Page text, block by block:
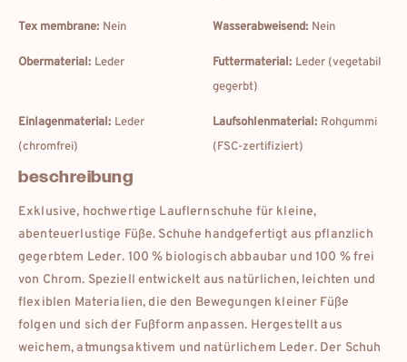
Tex membrane: Nein Wasserabweisend: Nein
Obermaterial: Leder Futtermaterial: Leder (vegetabil
gegerbt)
Einlagenmaterial: Leder
(chromfrei)
Laufsohlenmaterial: Rohgummi
(FSC-zertifiziert)
beschreibung
Exklusive, hochwertige Lauflernschuhe für kleine,
abenteuerlustige Füße. Schuhe handgefertigt aus pflanzlich
gegerbtem Leder. 100 % biologisch abbaubar und 100 % frei
von Chrom. Speziell entwickelt aus natürlichen, leichten und
flexiblen Materialien, die den Bewegungen kleiner Füße
folgen und sich der Fußform anpassen. Hergestellt aus
weichem, atmungsaktivem und natürlichem Leder. Der Schuh